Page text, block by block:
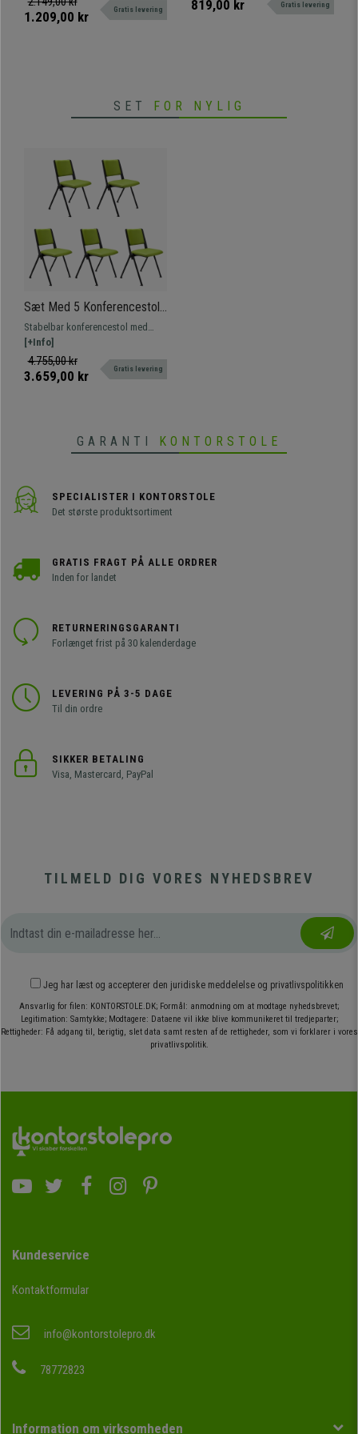
pladsbesparende. Med gummihjul
1.209,00 kr Gratis levering
robusthed, komfort og nem
819,00 kr Gratis levering
SET FOR NYLIG
Sæt Med 5 Konferencestole
CARINA, Stabelbare,
Tilkoblingskroge, Sorte Ben,
I Grøm Læder
Stabelbar konferencestol med
tilslutningssystem. Attraktivt,
moderne design, fås med betræk,
bord og armlæn.
[+Info]
4.755,00 kr
3.659,00 kr Gratis levering
GARANTI KONTORSTOLE
SPECIALISTER I KONTORSTOLE
Det største produktsortiment
GRATIS FRAGT PÅ ALLE ORDRER
Inden for landet
RETURNERINGSGARANTI
Forlænget frist på 30 kalenderdage
LEVERING PÅ 3-5 DAGE
Til din ordre
SIKKER BETALING
Visa, Mastercard, PayPal
TILMELD DIG VORES NYHEDSBREV
Jeg har læst og accepterer den juridiske meddelelse og privatlivspolitikken
Ansvarlig for filen: KONTORSTOLE.DK; Formål: anmodning om at modtage nyhedsbrevet;
Legitimation: Samtykke; Modtagere: Dataene vil ikke blive kommunikeret til tredjeparter;
Rettigheder: Få adgang til, berigtig, slet data samt resten af de rettigheder, som vi forklarer i vores
privatlivspolitik.
Kundeservice
Kontaktformular
info@kontorstolepro.dk
78772823
Information om virksomheden